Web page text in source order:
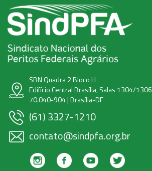
SBN Quadra 2 Bloco H
Edifício Central Brasília, Salas 1304/1306
70.040-904 | Brasília-DF
(61) 3327-1210
contato@sindpfa.org.br